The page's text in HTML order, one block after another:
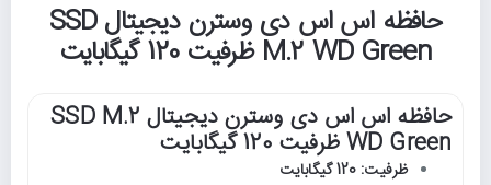
حافظه اس اس دی وسترن دیجیتال SSD
M.2 WD Green ظرفیت 120 گیگابایت
حافظه اس اس دی وسترن دیجیتال SSD M.2
WD Green ظرفیت 120 گیگابایت
ظرفیت: 120 گیگابایت